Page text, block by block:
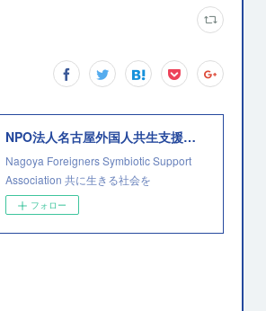
NPO法人名古屋外国人共生支援協会
Nagoya Foreigners Symbiotic Support
Association 共に生きる社会を
フォロー